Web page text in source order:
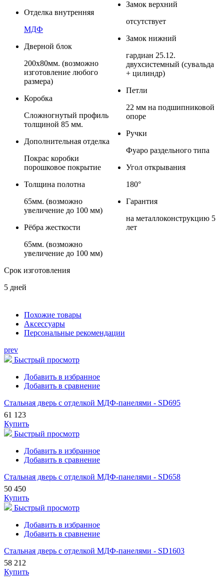
Отделка внутренняя
МДФ
Дверной блок
200х80мм. (возможно
изготовление любого
размера)
Коробка
Сложногнутый профиль
толщиной 85 мм.
Дополнительная отделка
Покрас коробки
порошковое покрытие
Толщина полотна
65мм. (возможно
увеличение до 100 мм)
Рёбра жесткости
65мм. (возможно
увеличение до 100 мм)
Замок верхний
отсутствует
Замок нижний
гардиан 25.12.
двухсистемный (сувальда
+ цилиндр)
Петли
22 мм на подшипниковой
опоре
Ручки
Фуаро раздельного типа
Угол открывания
180°
Гарантия
на металлоконструкцию 5
лет
Срок изготовления
5 дней
Похожие товары
Аксессуары
Персональные рекомендации
prev
Быстрый просмотр
Добавить в избранное
Добавить в сравнение
Стальная дверь с отделкой МДФ-панелями - SD695
61 123
Купить
Быстрый просмотр
Добавить в избранное
Добавить в сравнение
Стальная дверь с отделкой МДФ-панелями - SD658
50 450
Купить
Быстрый просмотр
Добавить в избранное
Добавить в сравнение
Стальная дверь с отделкой МДФ-панелями - SD1603
58 212
Купить